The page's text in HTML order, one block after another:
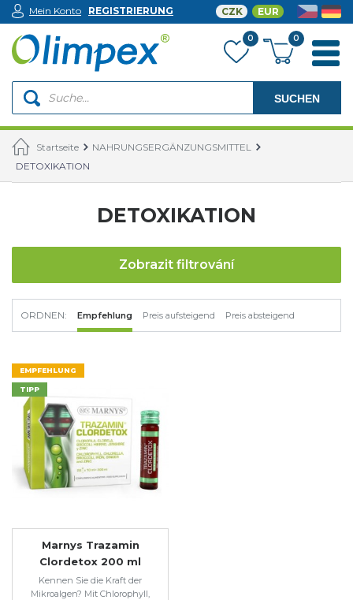
SUCHEN
Mein Konto REGISTRIERUNG
0
CZK EUR
0
Startseite
NAHRUNGSERGÄNZUNGSMITTEL
DETOXIKATION
DETOXIKATION
Zobrazit filtrování
ORDNEN: Empfehlung Preis aufsteigend Preis absteigend
EMPFEHLUNG
TIPP
Marnys Trazamin
Clordetox 200 ml
Kennen Sie die Kraft der
Mikroalgen? Mit Chlorophyll,